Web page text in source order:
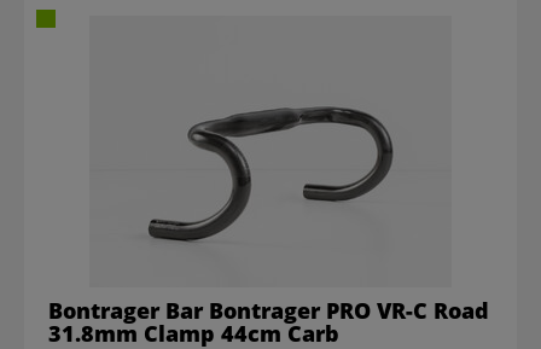
Bontrager Bar Bontrager PRO VR-C Road
31.8mm Clamp 44cm Carb